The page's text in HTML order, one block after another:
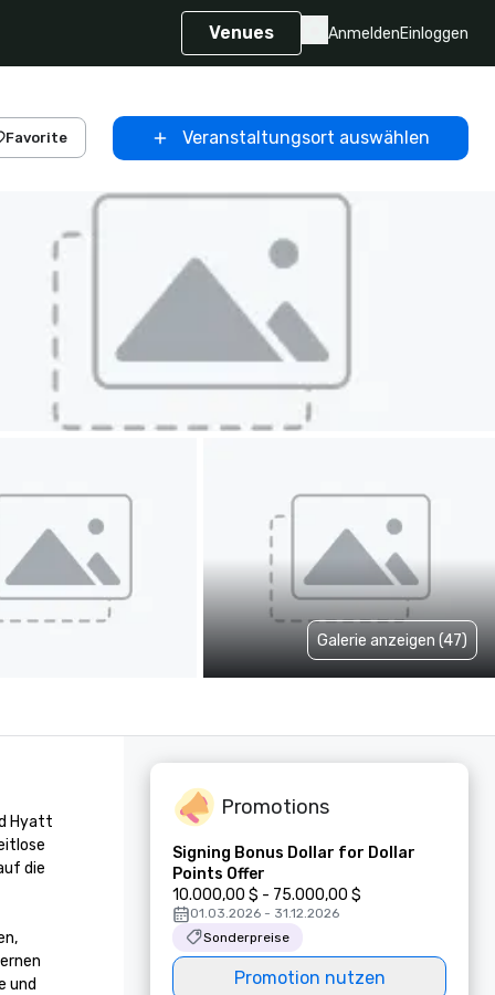
Venues AnmeldenEinloggen
Favorite Veranstaltungsort auswählen
Galerie anzeigen (47)
Hyatt
die
und
Promotions
Signing Bonus Dollar for Dollar
Points Offer
10.000,00 $ - 75.000,00 $
01.03.2026 - 31.12.2026
Sonderpreise
Promotion nutzen